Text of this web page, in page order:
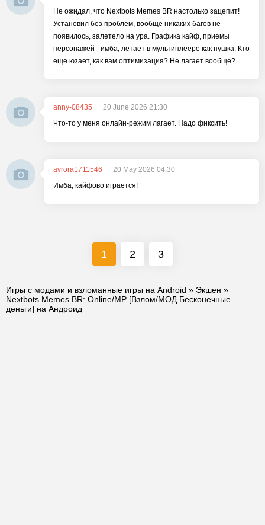
Не ожидал, что Nextbots Memes BR настолько зацепит!
Установил без проблем, вообще никаких багов не
появилось, залетело на ура. Графика кайф, приемы
персонажей - имба, летает в мультиплеере как пушка. Кто
еще юзает, как вам оптимизация? Не лагает вообще?
anny-08435
20 June 2026 21:30
Что-то у меня онлайн-режим лагает. Надо фиксить!
avrora1711546
20 May 2026 04:30
Имба, кайфово играется!
1 2 3
Игры с модами и взломанные игры на Android » Экшен »
Nextbots Memes BR: Online/MP [Взлом/МОД Бесконечные
деньги] на Андроид